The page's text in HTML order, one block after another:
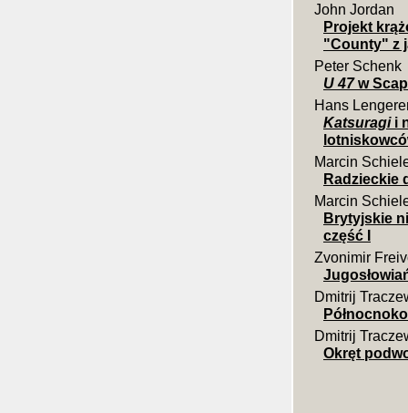
John Jordan
Projekt
"County" z
Peter Schenk
U 47w
Hans
Katsuragii
Marcin
Radzieckie
Marcin
Brytyjskie
część I
Zvonimir
Dmitrij
Dmitrij
Okręt